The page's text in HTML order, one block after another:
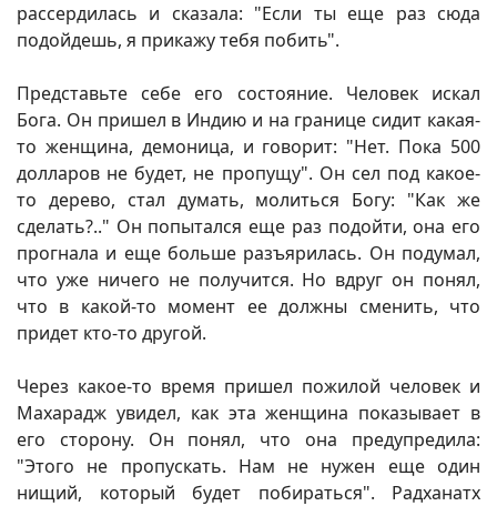
рассердилась и сказала: "Если ты еще раз сюда
подойдешь, я прикажу тебя побить".
Представьте себе его состояние. Человек искал
Бога. Он пришел в Индию и на границе сидит какая-
то женщина, демоница, и говорит: "Нет. Пока 500
долларов не будет, не пропущу". Он сел под какое-
то дерево, стал думать, молиться Богу: "Как же
сделать?.." Он попытался еще раз подойти, она его
прогнала и еще больше разъярилась. Он подумал,
что уже ничего не получится. Но вдруг он понял,
что в какой-то момент ее должны сменить, что
придет кто-то другой.
Через какое-то время пришел пожилой человек и
Махарадж увидел, как эта женщина показывает в
его сторону. Он понял, что она предупредила:
"Этого не пропускать. Нам не нужен еще один
нищий, который будет побираться". Радханатх